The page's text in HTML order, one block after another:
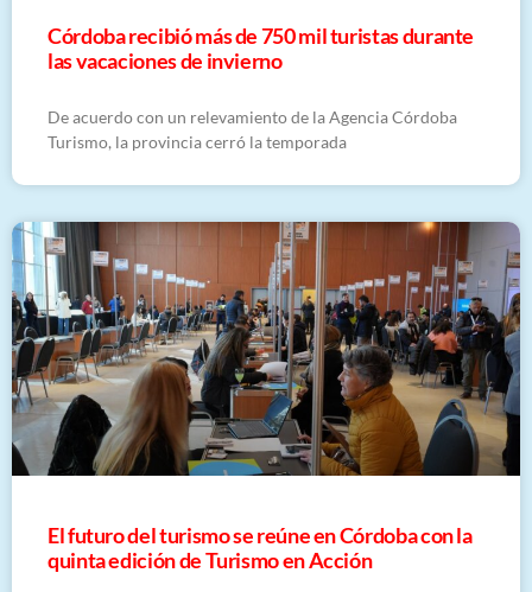
Córdoba recibió más de 750 mil turistas durante
las vacaciones de invierno
De acuerdo con un relevamiento de la Agencia Córdoba
Turismo, la provincia cerró la temporada
El futuro del turismo se reúne en Córdoba con la
quinta edición de Turismo en Acción